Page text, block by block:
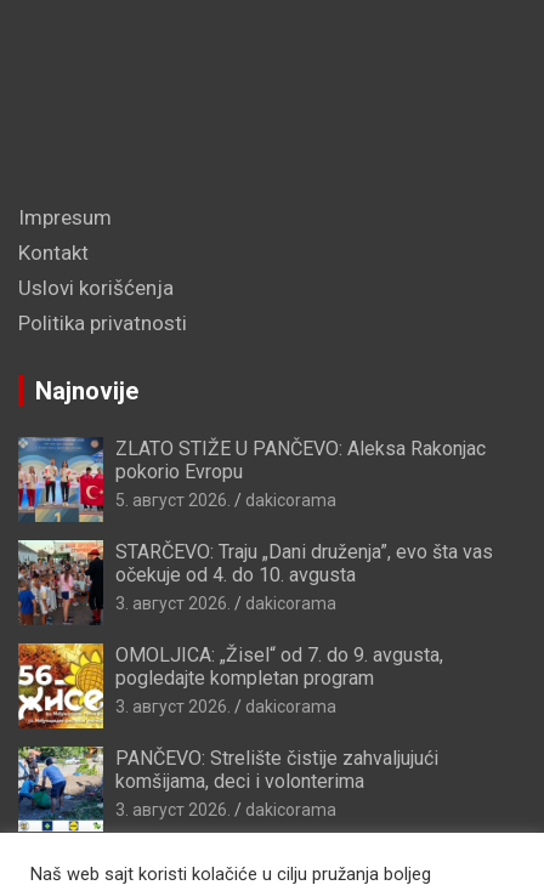
Impresum
Kontakt
Uslovi korišćenja
Politika privatnosti
Najnovije
ZLATO STIŽE U PANČEVO: Aleksa Rakonjac
pokorio Evropu
5. август 2026. dakicorama
STARČEVO: Traju „Dani druženja”, evo šta vas
očekuje od 4. do 10. avgusta
3. август 2026. dakicorama
OMOLJICA: „Žisel“ od 7. do 9. avgusta,
pogledajte kompletan program
3. август 2026. dakicorama
PANČEVO: Strelište čistije zahvaljujući
komšijama, deci i volonterima
3. август 2026. dakicorama
Naš web sajt koristi kolačiće u cilju pružanja boljeg